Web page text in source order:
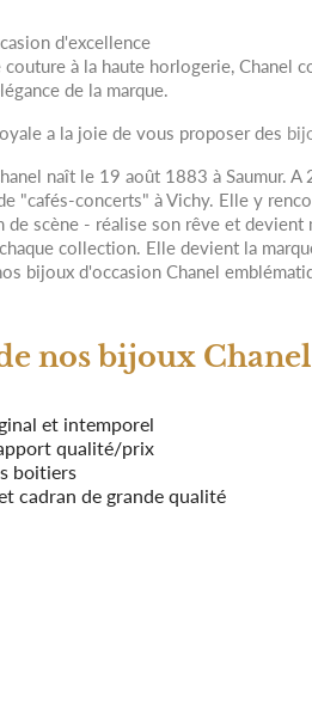
d'excellence
couture à la haute horlogerie, Chanel
de la marque.
a la joie de vous proposer des
naît le 19 août 1883 à Saumur.
"cafés-concerts" à Vichy. Elle y
de scène - réalise son rêve et
collection. Elle devient la
bijoux d'occasion Chanel
nos bijoux Chanel
et intemporel
qualité/prix
boitiers
cadran de grande qualité